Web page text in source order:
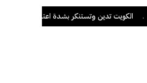
الكويت تدين وتستنكر بشدة اعتداءات ميليشيا